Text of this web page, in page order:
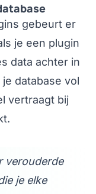
gebeurt er
je een plugin
data achter in
database vol
vertraagt bij
verouderde
je elke